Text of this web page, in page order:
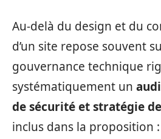
Au-delà du design et du
d’un site repose souvent
gouvernance technique
systématiquement un
de sécurité et stratégie
inclus dans la proposition